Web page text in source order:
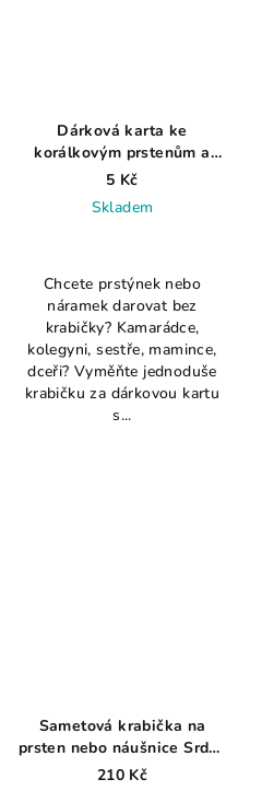
Dárková karta ke
korálkovým prstenům a
náramkům
5 Kč
Skladem
produktu
je
5,0
z
5
hvězdiček.
Chcete prstýnek nebo
náramek darovat bez
krabičky? Kamarádce,
kolegyni, sestře, mamince,
dceři? Vyměňte jednoduše
krabičku za dárkovou kartu
s...
Sametová krabička na
prsten nebo náušnice Srdce
červená
210 Kč